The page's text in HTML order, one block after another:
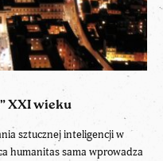
XXI wieku
sztucznej inteligencji w
humanitas sama wprowadza